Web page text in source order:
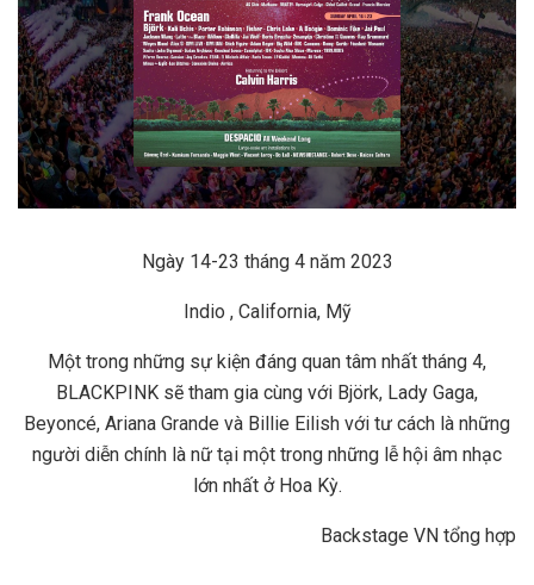
Ngày 14-23 tháng 4 năm 2023
Indio , California, Mỹ
Một trong những sự kiện đáng quan tâm nhất tháng 4,
BLACKPINK sẽ tham gia cùng với Björk, Lady Gaga,
Beyoncé, Ariana Grande và Billie Eilish với tư cách là những
người diễn chính là nữ tại một trong những lễ hội âm nhạc
lớn nhất ở Hoa Kỳ.
Backstage VN tổng hợp